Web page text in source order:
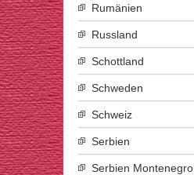
Rumänien
Russland
Schottland
Schweden
Schweiz
Serbien
Serbien Montenegro